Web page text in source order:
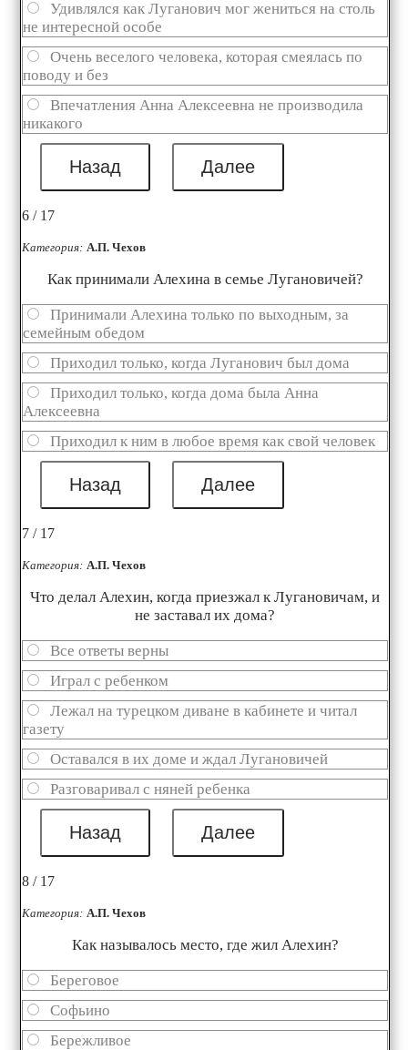
Удивлялся как Луганович мог жениться на столь
не интересной особе
Очень веселого человека, которая смеялась по
поводу и без
Впечатления Анна Алексеевна не производила
никакого
6 / 17
Категория: А.П. Чехов
Как принимали Алехина в семье Лугановичей?
Принимали Алехина только по выходным, за
семейным обедом
Приходил только, когда Луганович был дома
Приходил только, когда дома была Анна
Алексеевна
Приходил к ним в любое время как свой человек
7 / 17
Категория: А.П. Чехов
Что делал Алехин, когда приезжал к Лугановичам, и
не заставал их дома?
Все ответы верны
Играл с ребенком
Лежал на турецком диване в кабинете и читал
газету
Оставался в их доме и ждал Лугановичей
Разговаривал с няней ребенка
8 / 17
Категория: А.П. Чехов
Как называлось место, где жил Алехин?
Береговое
Софьино
Бережливое